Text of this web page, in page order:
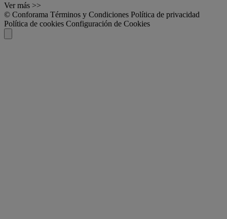
Ver más >>
© Conforama Términos y Condiciones Política de privacidad
Política de cookies Configuración de Cookies